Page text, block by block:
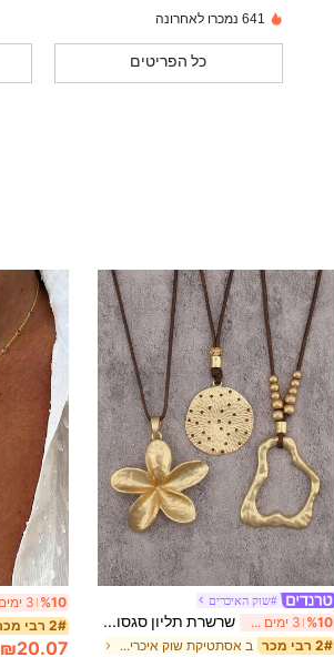
4.88
4.88
4.88
38
67
641 נמכרו לאחרונה
כל הפריטים
#שוק האיכרים
%10 3 ימים אחרונים שרשרת תליון סגסוגת פרחונית יוקרתית אחת, שרשרת קולר בוהמית, שרשרת אופנתית רב-תכליתית ללבוש יומיומי, מתנה לאמא/חברה
2# רבי מכר ב אסתטיקת שוק איכרים תכשיטים ושעונים
%10
2# רבי מכר
₪20.07